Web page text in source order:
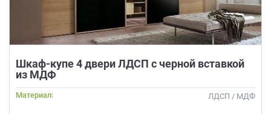
Шкаф-купе 4 двери ЛДСП с черной вставкой
из МДФ
Материал: ЛДСП / МДФ